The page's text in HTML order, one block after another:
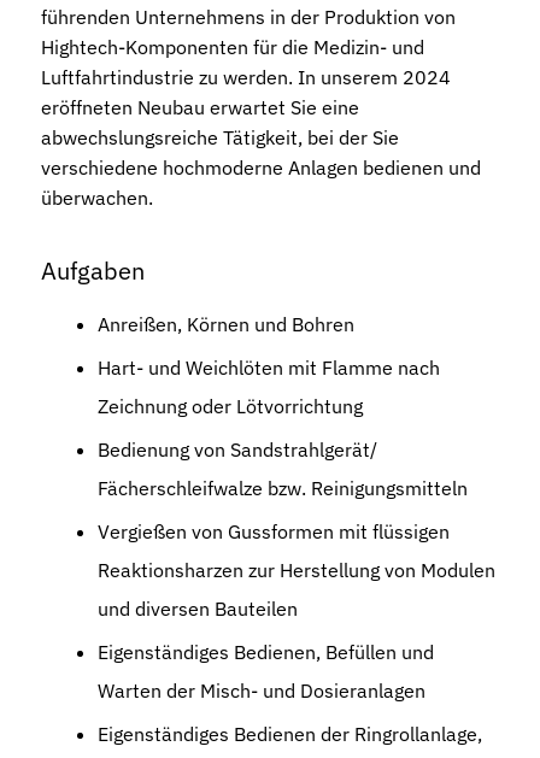
führenden Unternehmens in der Produktion von
Hightech-Komponenten für die Medizin- und
Luftfahrtindustrie zu werden. In unserem 2024
eröffneten Neubau erwartet Sie eine
abwechslungsreiche Tätigkeit, bei der Sie
verschiedene hochmoderne Anlagen bedienen und
überwachen.
Aufgaben
Anreißen, Körnen und Bohren
Hart- und Weichlöten mit Flamme nach
Zeichnung oder Lötvorrichtung
Bedienung von Sandstrahlgerät/
Fächerschleifwalze bzw. Reinigungsmitteln
Vergießen von Gussformen mit flüssigen
Reaktionsharzen zur Herstellung von Modulen
und diversen Bauteilen
Eigenständiges Bedienen, Befüllen und
Warten der Misch- und Dosieranlagen
Eigenständiges Bedienen der Ringrollanlage,